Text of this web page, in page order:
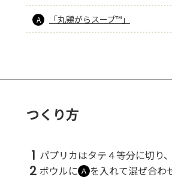
A 「丸鶏がらスープ™」
つくり方
1 パプリカはタテ４等分に切り
2 ボウルに Ａ を入れて混ぜ合わ